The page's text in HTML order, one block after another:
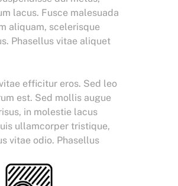
lacus. Fusce malesuada
aliquam, scelerisque
Phasellus vitae aliquet
efficitur eros. Sed leo
est. Sed mollis augue
in molestie lacus
ullamcorper tristique,
vitae odio. Phasellus